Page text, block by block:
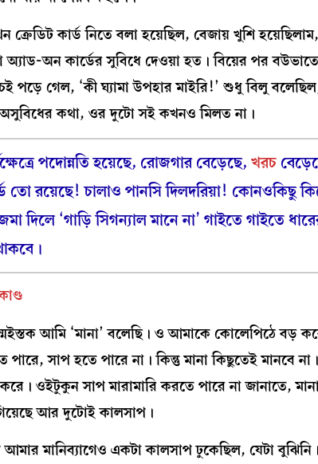
কার্ড নিতে বলা হয়েছিল, বেজায় খুশি
অন কার্ডের সুবিধে দেওয়া হত। বিয়ের পর
পড়ে গেল, ‘কী ঘ্যামা উপহার মাইরি!’ শুধু বিলু
কথা, ওর দুটো সই কখনও মিলত না।
পদোন্নতি হয়েছে, রোজগার বেড়েছে,খরচ
তো রয়েছে! চালাও পানসি দিলদরিয়া! কোনওকিছু
দিলে ‘গাড়ি সিগন্যাল মানে না’ গাইতে গাইতে
আমি ‘মানা’ বলেছি। ও আমাকে কোলেপিঠে বড়
সাপ হতে পারে না। কিন্তু মানা কিছুতেই মানবে
ওইটুকুন সাপ মারামারি করতে পারে না জানাতে,
আর দুটোই কালসাপ।
মানিব্যাগেও একটা কালসাপ ঢুকেছিল, যেটা বুঝিনি।